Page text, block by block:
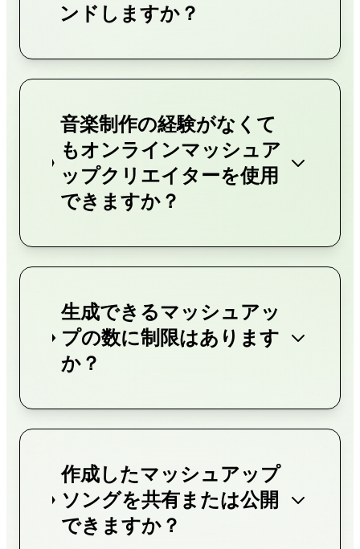
ンドしますか？
音楽制作の経験がなくて
もオンラインマッシュア
ップクリエイターを使用
できますか？
生成できるマッシュアッ
プの数に制限はあります
か？
作成したマッシュアップ
ソングを共有または公開
できますか？